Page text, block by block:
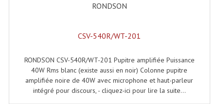
Lasers (Effets Volumetriques)
Effets Lumineux, Centre De Piste
Effets Lumineux, Effets Disco
RONDSON
CSV-540R/WT-201
RONDSON CSV-540R/WT-201 Pupitre amplifiée Puissance
40W Rms blanc (existe aussi en noir) Colonne pupitre
amplifiée noire de 40W avec microphone et haut-parleur
intégré pour discours, - cliquez-ici pour lire la suite...